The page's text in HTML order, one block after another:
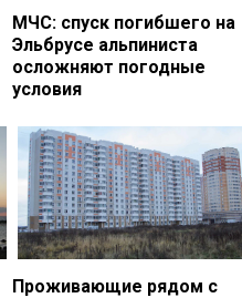
МЧС: спуск погибшего на
Эльбрусе альпиниста
осложняют погодные
условия
Проживающие рядом с